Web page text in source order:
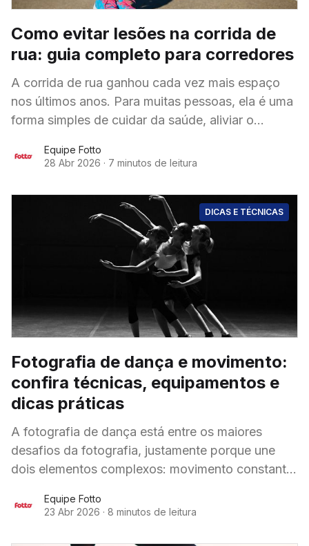
Como evitar lesões na corrida de
rua: guia completo para corredores
A corrida de rua ganhou cada vez mais espaço
nos últimos anos. Para muitas pessoas, ela é uma
forma simples de cuidar da saúde, aliviar o
Equipe Fotto
28 Abr 2026 · 7 minutos de leitura
DICAS E TÉCNICAS
Fotografia de dança e movimento:
confira técnicas, equipamentos e
dicas práticas
A fotografia de dança está entre os maiores
desafios da fotografia, justamente porque une
dois elementos complexos: movimento constante
exige mais do que
Equipe Fotto
23 Abr 2026 · 8 minutos de leitura